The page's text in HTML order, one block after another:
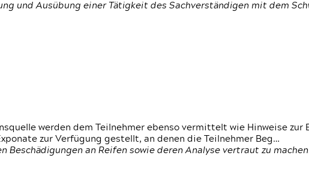
und Ausübung einer Tätigkeit des Sachverständigen mit dem
werden dem Teilnehmer ebenso vermittelt wie Hinweise zur
zur Verfügung gestellt, an denen die Teilnehmer Beg…
an Reifen sowie deren Analyse vertraut zu